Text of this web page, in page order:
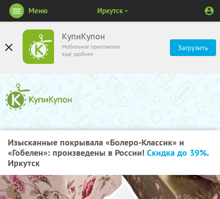
КупиКупон
Мобильное приложение
ещё удобнее
Загрузить
Меню Иркутск
Изысканные покрывала «Болеро-Классик» и
«Гобелен»: произведены в России! Скидка до 39%.
Иркутск